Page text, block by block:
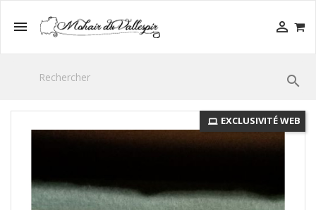
 

EXCLUSIVITÉ WEB